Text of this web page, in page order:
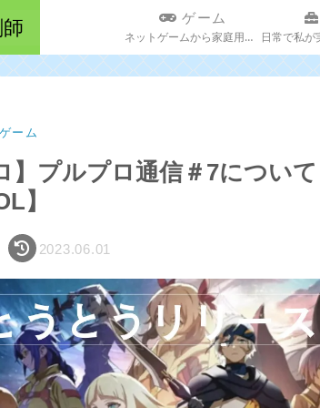
ゲーム
ネットゲームから家庭用・ブラウザゲーなど趣味に関する発信
ゲーム
】プルプロ通信＃7につい
】
2023.06.01